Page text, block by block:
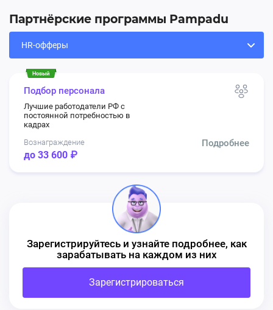
Партнёрские программы Pampadu
Подбор персонала
Лучшие работодатели РФ с
постоянной потребностью в
кадрах
Вознаграждение
до 33 600 ₽
Подробнее
Зарегистрируйтесь и узнайте подробнее, как
зарабатывать на каждом из них
Зарегистрироваться